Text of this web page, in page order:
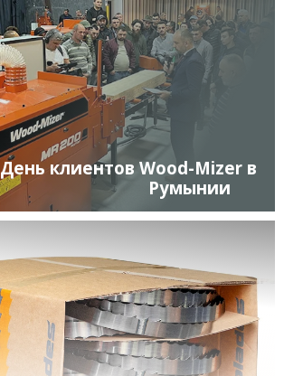
День клиентов Wood-Mizer в
Румынии